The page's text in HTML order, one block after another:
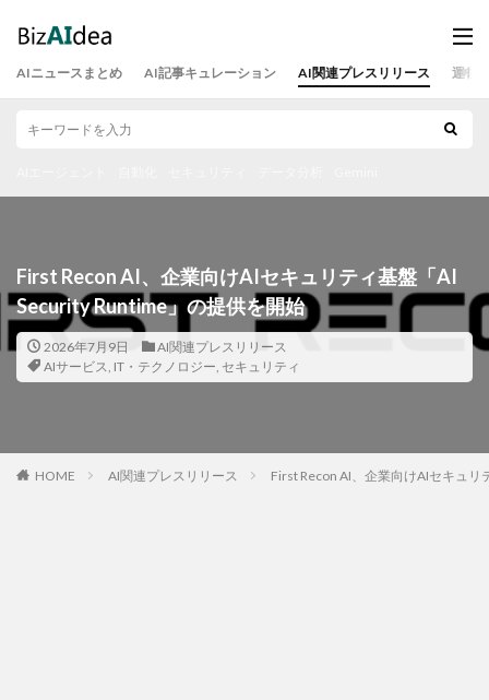
AIニュースまとめ AI記事キュレーション AI関連プレスリリース 運営
First Recon AI、企業向けAIセキュリティ基盤「AI
Security Runtime」の提供を開始
2026年7月9日
AI関連プレスリリース
AIサービス, IT・テクノロジー, セキュリティ
HOME AI関連プレスリリース First Recon AI、企業向けAIセキュ